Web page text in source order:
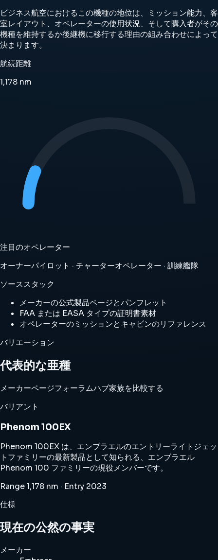
ビジネス航空におけるこの機種の地位は、ミッション能力、客
室レイアウト、オペレーターの使用状況、そして購入者がその
機種を維持するか後継機に移行する理由の組み合わせによって
決まります。
航続距離
1,178 nm
注目のオペレーター
オーナーパイロット · チャーターオペレーター · 訓練艦隊
ソーススタック
メーカーの公式製品ページとパンフレット
FAA または EASA タイプの証明書素材
オペレーターのミッションとキャビンのリファレンス
バリエーション
代表的な亜種
メーカーページフォーラムハブ家族を比較する
バリアント
Phenom 100EX
Phenom 100EX は、エンブラエルのエントリーライトジェッ
トファミリーの最新製品として知られる、エンブラエル
Phenom 100 ファミリーの現役メンバーです。
Range 1,178 nm · Entry 2023
仕様
現在の公然の事実
メーカー